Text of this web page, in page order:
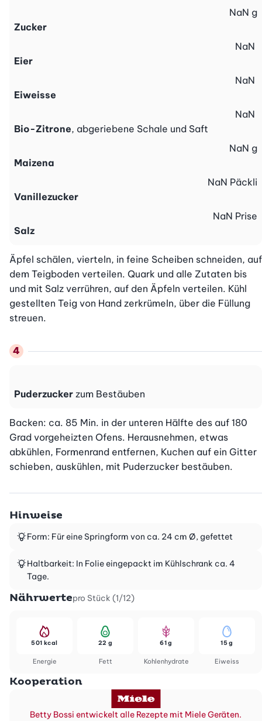
Zucker
NaN g
Eier
NaN
Eiweisse
NaN
Bio-Zitrone, abgeriebene Schale und Saft
NaN
Maizena
NaN g
Vanillezucker
NaN Päckli
Salz
NaN Prise
Äpfel schälen, vierteln, in feine Scheiben schneiden, auf
dem Teigboden verteilen. Quark und alle Zutaten bis
und mit Salz verrühren, auf den Äpfeln verteilen. Kühl
gestellten Teig von Hand zerkrümeln, über die Füllung
streuen.
Puderzucker zum Bestäuben
Backen: ca. 85 Min. in der unteren Hälfte des auf 180
Grad vorgeheizten Ofens. Herausnehmen, etwas
abkühlen, Formenrand entfernen, Kuchen auf ein Gitter
schieben, auskühlen, mit Puderzucker bestäuben.
Hinweise
Form: Für eine Springform von ca. 24 cm Ø, gefettet
Haltbarkeit: In Folie eingepackt im Kühlschrank ca. 4
Tage.
Nährwertepro Stück (1/12)
Energie
501 kcal
Fett
22 g
Kohlenhydrate
61 g
Eiweiss
15 g
Kooperation
Betty Bossi entwickelt alle Rezepte mit Miele Geräten.